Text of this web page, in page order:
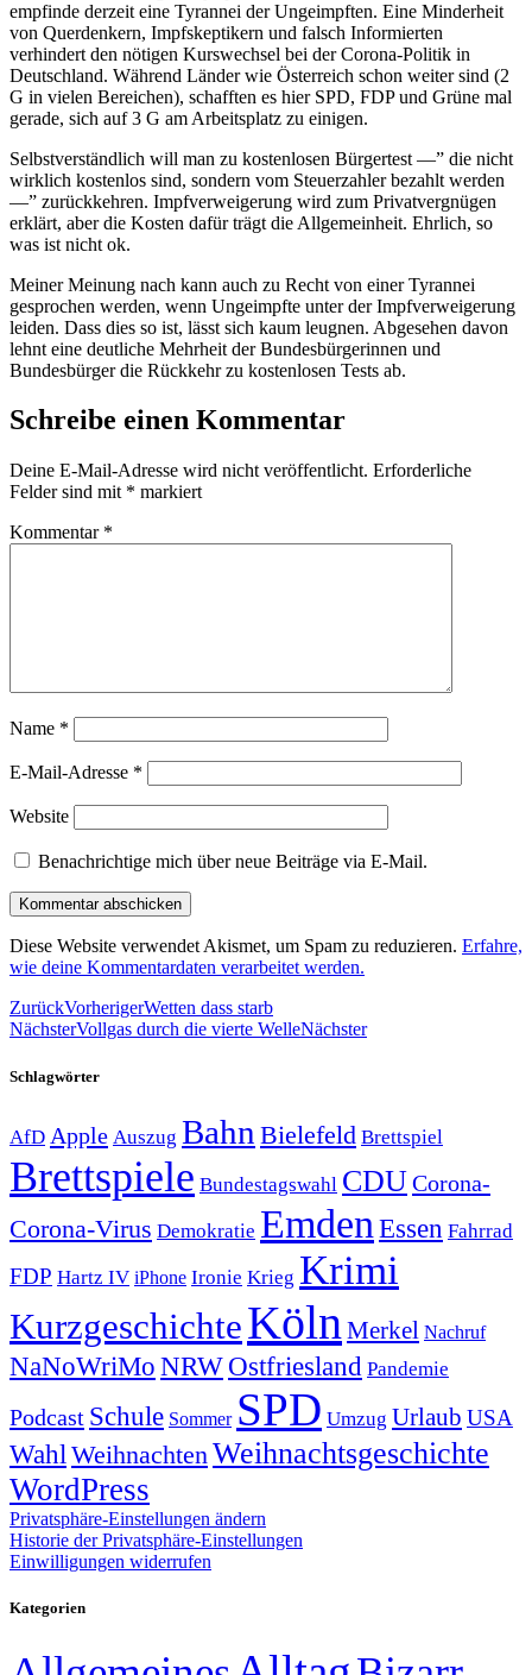
empfinde derzeit eine Tyrannei der Ungeimpften. Eine Minderheit
von Querdenkern, Impfskeptikern und falsch Informierten
verhindert den nötigen Kurswechsel bei der Corona-Politik in
Deutschland. Während Länder wie Österreich schon weiter sind (2
G in vielen Bereichen), schafften es hier SPD, FDP und Grüne mal
gerade, sich auf 3 G am Arbeitsplatz zu einigen.
Selbstverständlich will man zu kostenlosen Bürgertest —” die nicht
wirklich kostenlos sind, sondern vom Steuerzahler bezahlt werden
—” zurückkehren. Impfverweigerung wird zum Privatvergnügen
erklärt, aber die Kosten dafür trägt die Allgemeinheit. Ehrlich, so
was ist nicht ok.
Meiner Meinung nach kann auch zu Recht von einer Tyrannei
gesprochen werden, wenn Ungeimpfte unter der Impfverweigerung
leiden. Dass dies so ist, lässt sich kaum leugnen. Abgesehen davon
lehnt eine deutliche Mehrheit der Bundesbürgerinnen und
Bundesbürger die Rückkehr zu kostenlosen Tests ab.
Schreibe einen Kommentar
Deine E-Mail-Adresse wird nicht veröffentlicht. Erforderliche
Felder sind mit * markiert
Kommentar *
Name *
E-Mail-Adresse *
Website
Benachrichtige mich über neue Beiträge via E-Mail.
Diese Website verwendet Akismet, um Spam zu reduzieren. Erfahre,
wie deine Kommentardaten verarbeitet werden.
ZurückVorherigerWetten dass starb
NächsterVollgas durch die vierte WelleNächster
Schlagwörter
AfD Apple Auszug Bahn Bielefeld Brettspiel
Brettspiele Bundestagswahl CDUCorona-
Corona-Virus Demokratie Emden Essen Fahrrad
FDP Hartz IV iPhone Ironie Krieg Krimi
KurzgeschichteKöln Merkel Nachruf
NaNoWriMo NRWOstfriesland Pandemie
Podcast Schule Sommer SPD Umzug Urlaub USA
Wahl Weihnachten Weihnachtsgeschichte
WordPress
Privatsphäre-Einstellungen ändern
Historie der Privatsphäre-Einstellungen
Einwilligungen widerrufen
Kategorien